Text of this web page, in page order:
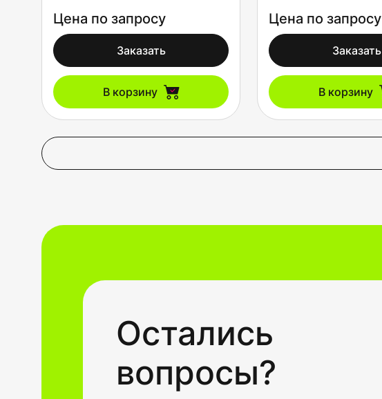
Цена по запросу
Заказать
В корзину
Цена по запросу
Заказать
В корзину
Остались
вопросы?